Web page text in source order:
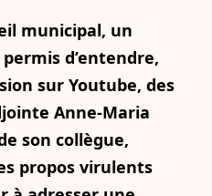
municipal, un
d’entendre,
sur Youtube, des
Anne-Maria
son collègue,
propos virulents